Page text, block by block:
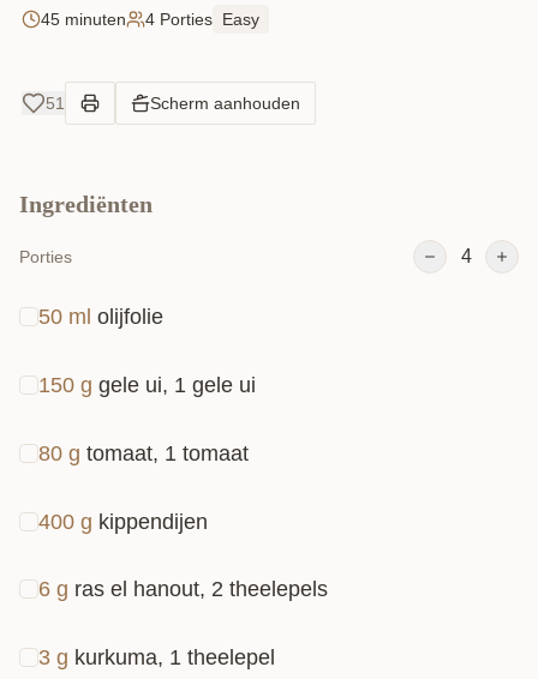
45 minuten 4 Porties Easy
51 Scherm aanhouden
Ingrediënten
Porties 4
50 ml olijfolie
150 g gele ui, 1 gele ui
80 g tomaat, 1 tomaat
400 g kippendijen
6 g ras el hanout, 2 theelepels
3 g kurkuma, 1 theelepel